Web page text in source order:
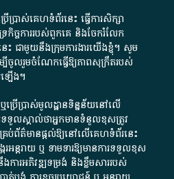
រាស់គេហទំព័រនេះ ធ្វើការសិក្សា
រកិច្ចការ​របស់ពួកគេ និងចែករំលែក
េះ ជាមួយនឹងក្រុមការងារយើងខ្ញុំ។ សូម
បីចូលរួមចំណែកធ្វើឱ្យភាពសុក្រឹតរបស់
ឡើង។
រើប្រាស់មូលដ្ឋានទិន្នន័យនៅលើ
ទួលស្គាល់ថាអ្នកមានទំនួលខុសត្រូវ
រប់ព័ត៌មានផ្តល់ឱ្យនៅលើគេហទំព័រនេះ
ន្តរាយ ឬ ទាមទារ​ឱ្យមានការទទួលខុស​
ងការអភិវឌ្ឍទម្រង់ និងខ្លឹមសាររបស់